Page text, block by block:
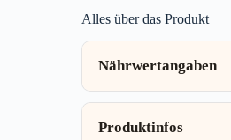
Alles über das Produkt
Nährwertangaben
Produktinfos